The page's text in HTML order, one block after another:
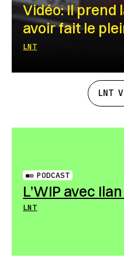
Vidéo: Il prend
avoir fait le
LNT
LNT
PODCAST
L’WIP avec
LNT